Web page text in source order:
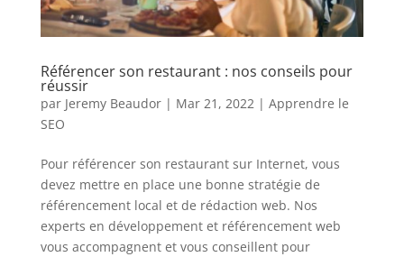
Référencer son restaurant : nos conseils pour
réussir
par Jeremy Beaudor| Mar 21, 2022| Apprendre le
SEO
Pour référencer son restaurant sur Internet, vous
devez mettre en place une bonne stratégie de
référencement local et de rédaction web. Nos
experts en développement et référencement web
vous accompagnent et vous conseillent pour